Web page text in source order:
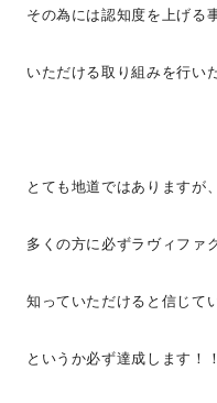
その為には認知度を上げる
いただける取り組みを行い
とても地道ではありますが
多くの方に必ずラヴィファ
知っていただけると信じて
というか必ず達成します！！